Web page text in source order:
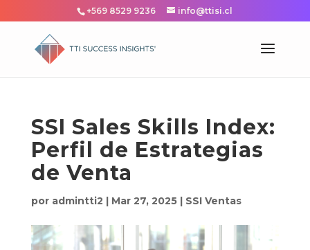
+569 8529 9236 info@ttisi.cl
SSI Sales Skills Index:
Perfil de Estrategias
de Venta
por admintti2 | Mar 27, 2025| SSI Ventas